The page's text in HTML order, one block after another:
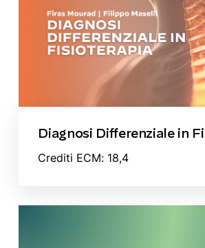
Diagnosi Differenziale in
Crediti ECM: 18,4